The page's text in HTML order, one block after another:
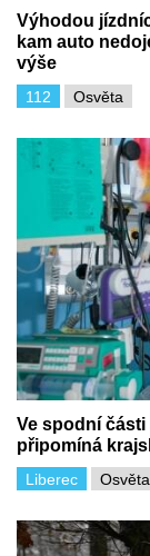
Výhodou
kam auto
výše
112 Osvěta
Ve spodní
připomíná
Liberec Osvěta